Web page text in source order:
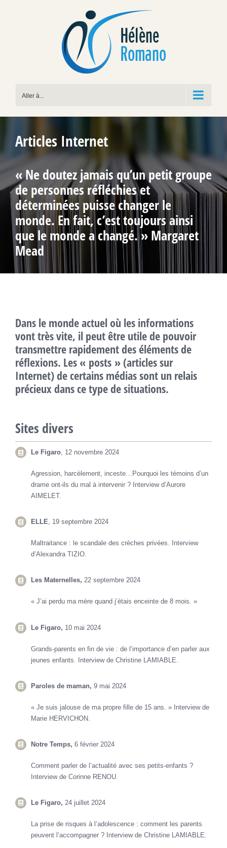
Aller à...
Articles Internet
« Ne doutez jamais qu’un petit groupe
de personnes réfléchies et
déterminées puisse changer le
monde. En fait, c’est toujours ainsi
que le monde a changé. » Margaret
Mead
Dans le monde actuel où les informations
vont très vite, il peut être utile de pouvoir
transmettre rapidement des éléments de
réflexions. Les « posts » (articles sur
Internet) de certains médias sont un relais
précieux dans ce type de situations.
Sites divers
Le Figaro, 12 novembre 2024
Agression, harcèlement, inceste…Pourquoi les témoins d’un
drame ont-ils du mal à intervenir ? Interview d’Aurore
AIMELET.
ELLE, 19 septembre 2024
Maltraitance : le scandale des crèches privées. Interview
d’Alexandra TIZIO.
Les Maternelles, 22 septembre 2024
« J’ai perdu ma mère quand j’étais enceinte de 8 mois. »
Le Figaro, 10 mai 2024
Grands-parents en fin de vie : de l‘importance d’en parler aux
jeunesenfants. Interview de Christine LAMIABLE.
Paroles de maman, 9 mai 2024
« Je suis jalouse de ma propre fille de 15 ans. » Interview de
Marie HERVICHON.
Notre Temps,6 février 2024
Comment parler de l’actualité avec ses petits-enfants ?
Interview de Corinne RENOU.
Le Figaro, 24 juillet 2024
La prise de risques à l’adolescence : comment les parents
peuvent l’accompagner ? Interview de Christine LAMIABLE.